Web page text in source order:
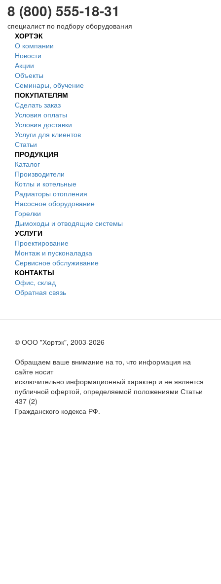
8 (800) 555-18-31
специалист по подбору оборудования
ХОРТЭК
О компании
Новости
Акции
Объекты
Семинары, обучение
ПОКУПАТЕЛЯМ
Сделать заказ
Условия оплаты
Условия доставки
Услуги для клиентов
Статьи
ПРОДУКЦИЯ
Каталог
Производители
Котлы и котельные
Радиаторы отопления
Насосное оборудование
Горелки
Дымоходы и отводящие системы
УСЛУГИ
Проектирование
Монтаж и пусконаладка
Сервисное обслуживание
КОНТАКТЫ
Офис, склад
Обратная связь
© ООО "Хортэк", 2003-2026
Обращаем ваше внимание на то, что информация на
сайте носит
исключительно информационный характер и не является
публичной офертой, определяемой положениями Статьи
437 (2)
Гражданского кодекса РФ.